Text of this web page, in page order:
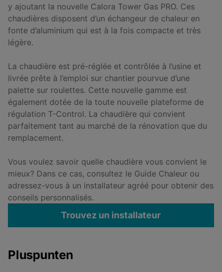
y ajoutant la nouvelle Calora Tower Gas PRO. Ces
chaudières disposent d’un échangeur de chaleur en
fonte d’aluminium qui est à la fois compacte et très
légère.
La chaudière est pré-réglée et contrôlée à l’usine et
livrée prête à l’emploi sur chantier pourvue d’une
palette sur roulettes. Cette nouvelle gamme est
également dotée de la toute nouvelle plateforme de
régulation T-Control. La chaudière qui convient
parfaitement tant au marché de la rénovation que du
remplacement.
Vous voulez savoir quelle chaudière vous convient le
mieux? Dans ce cas, consultez le Guide Chaleur ou
adressez-vous à un installateur agréé pour obtenir des
conseils personnalisés.
Trouvez un installateur
Pluspunten